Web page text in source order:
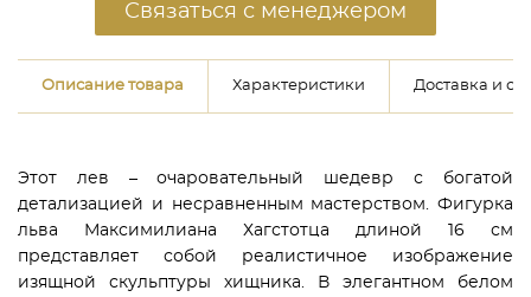
Связаться с менеджером
Описание товара Характеристики Доставка и
Этот лев – очаровательный шедевр с богатой
детализацией и несравненным мастерством. Фигурка
льва Максимилиана Хагстотца длиной 16 см
представляет собой реалистичное изображение
изящной скульптуры хищника. В элегантном белом